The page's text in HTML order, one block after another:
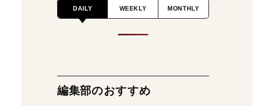
DAILY WEEKLY MONTHLY
編集部のおすすめ